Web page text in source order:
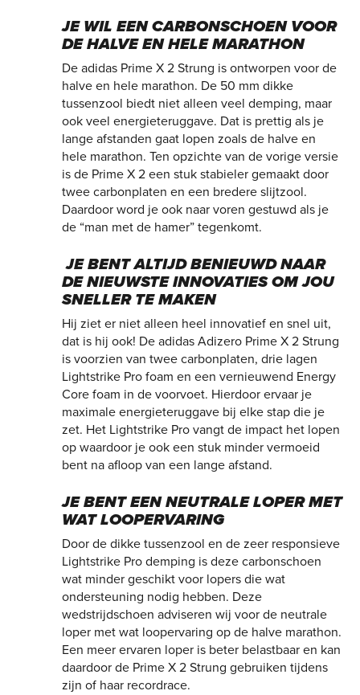
JE WIL EEN CARBONSCHOEN VOOR
DE HALVE EN HELE MARATHON
De adidas Prime X 2 Strung is ontworpen voor de
halve en hele marathon. De 50 mm dikke
tussenzool biedt niet alleen veel demping, maar
ook veel energieteruggave. Dat is prettig als je
lange afstanden gaat lopen zoals de halve en
hele marathon. Ten opzichte van de vorige versie
is de Prime X 2 een stuk stabieler gemaakt door
twee carbonplaten en een bredere slijtzool.
Daardoor word je ook naar voren gestuwd als je
de “man met de hamer” tegenkomt.
JE BENT ALTIJD BENIEUWD NAAR
DE NIEUWSTE INNOVATIES OM JOU
SNELLER TE MAKEN
Hij ziet er niet alleen heel innovatief en snel uit,
dat is hij ook! De adidas Adizero Prime X 2 Strung
is voorzien van twee carbonplaten, drie lagen
Lightstrike Pro foam en een vernieuwend Energy
Core foam in de voorvoet. Hierdoor ervaar je
maximale energieteruggave bij elke stap die je
zet. Het Lightstrike Pro vangt de impact het lopen
op waardoor je ook een stuk minder vermoeid
bent na afloop van een lange afstand.
JE BENT EEN NEUTRALE LOPER MET
WAT LOOPERVARING
Door de dikke tussenzool en de zeer responsieve
Lightstrike Pro demping is deze carbonschoen
wat minder geschikt voor lopers die wat
ondersteuning nodig hebben. Deze
wedstrijdschoen adviseren wij voor de neutrale
loper met wat loopervaring op de halve marathon.
Een meer ervaren loper is beter belastbaar en kan
daardoor de Prime X 2 Strung gebruiken tijdens
zijn of haar recordrace.